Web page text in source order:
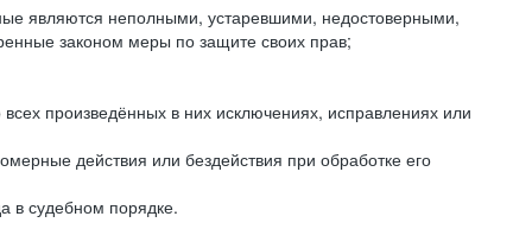
являются неполными, устаревшими, недостоверными,
законом меры по защите своих прав;
произведённых в них исключениях, исправлениях или
действия или бездействия при обработке его
в судебном порядке.